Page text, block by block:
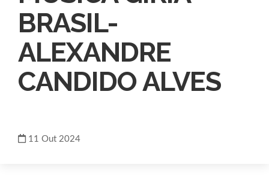
BRASIL-
ALEXANDRE
CANDIDO ALVES
11 Out 2024